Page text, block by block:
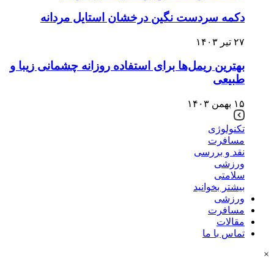
دکمه سردست نگین درخشان استایل مردانه
۲۷ تیر ۱۴۰۳
بهترین ریمل‌ها برای استفاده روزانه چشمانی زیبا و
طبیعی
۱۵ بهمن ۱۴۰۳
تکنولوژی
مسافرت
نقد و بررسی
ورزشی
سلامتی
بیشتر بخوانید
ورزشی
مسافرت
مقالات
تماس با ما
×